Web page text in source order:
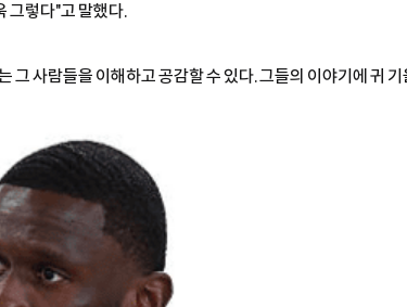
그렇다"고 말했다.
그 사람들을 이해하고 공감할 수 있다. 그들의 이야기에 귀 기